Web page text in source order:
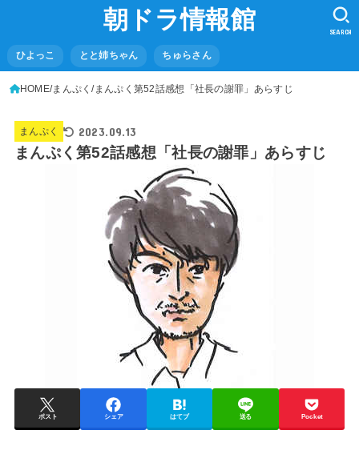
朝ドラ情報館
ひよっこ とと姉ちゃん ちゅらさん
SEARCH
HOME まんぷく まんぷく第52話感想「社長の謝罪」あらすじ
まんぷく 2023.09.13
まんぷく第52話感想「社長の謝罪」あらすじ
ポスト シェア はてブ 送る Pocket